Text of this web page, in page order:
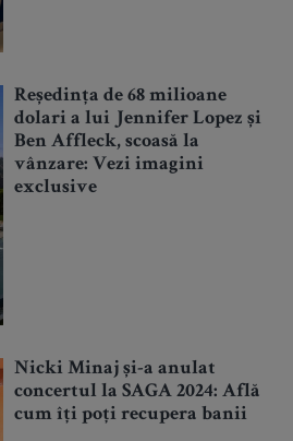
Reședința de 68 milioane
dolari a lui Jennifer Lopez și
Ben Affleck, scoasă la
vânzare: Vezi imagini
exclusive
Nicki Minaj și-a anulat
concertul la SAGA 2024: Află
cum îți poți recupera banii